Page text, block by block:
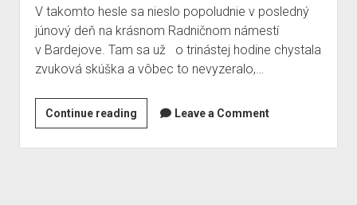
Najvýznamnejšie koncerty
Fotogaléria
O mne v médiách
Literárna tvorba
Užitočná škola
Kontakt
V takomto hesle sa nieslo popoludnie v posledný
júnový deň na krásnom Radničnom námestí
v Bardejove. Tam sa už o trinástej hodine chystala
zvuková skúška a vôbec to nevyzeralo,…
Continue readingNie
je
dôležité
Leave a Comment